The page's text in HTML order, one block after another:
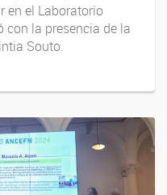
en el Laboratorio
con la presencia de la
Souto.